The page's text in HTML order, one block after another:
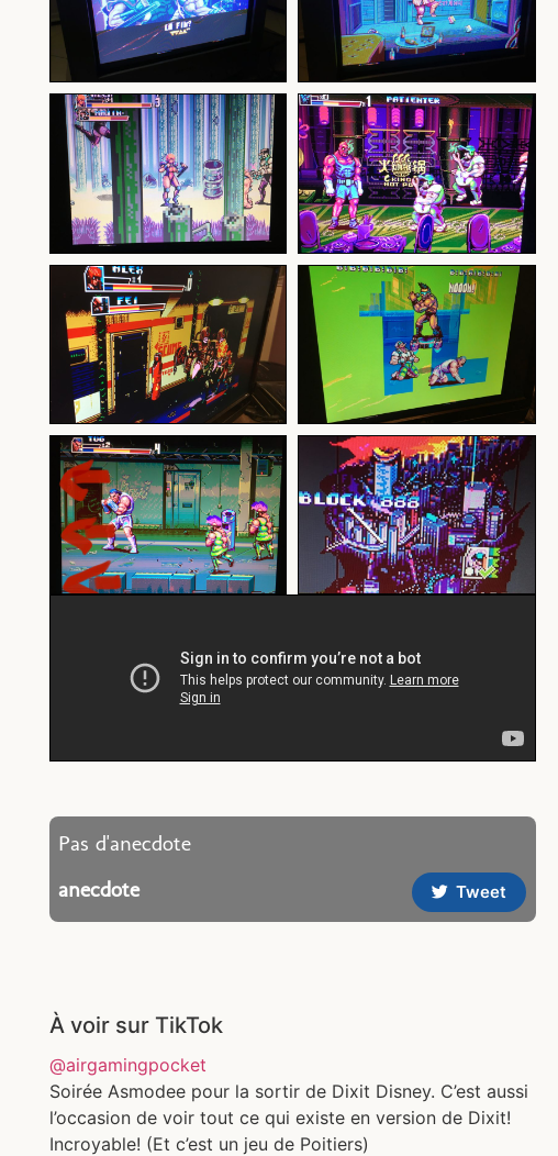
Pas d'anecdote
anecdote
Tweet
À voir sur TikTok
@airgamingpocket
Soirée Asmodee pour la sortir de Dixit Disney. C’est aussi
l’occasion de voir tout ce qui existe en version de Dixit!
Incroyable! (Et c’est un jeu de Poitiers)